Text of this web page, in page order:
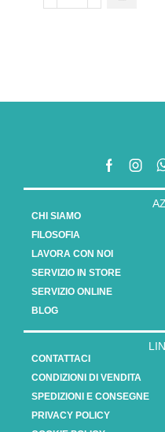
CHI SIAMO
FILOSOFIA
LAVORA CON NOI
SERVIZIO IN STORE
SERVIZIO ONLINE
BLOG
CONTATTACI
CONDIZIONI DI VENDITA
SPEDIZIONI E CONSEGNE
PRIVACY POLICY